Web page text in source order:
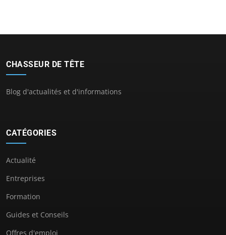
CHASSEUR DE TÊTE
Blog d'actualités et d'informations
CATÉGORIES
Actualité
Entreprises
Formation
Guides et Conseils
Offres d'emploi